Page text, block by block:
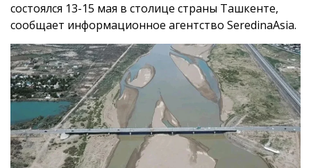
состоялся 13-15 мая в столице страны Ташкенте,
сообщает информационное агентство SeredinaAsia.